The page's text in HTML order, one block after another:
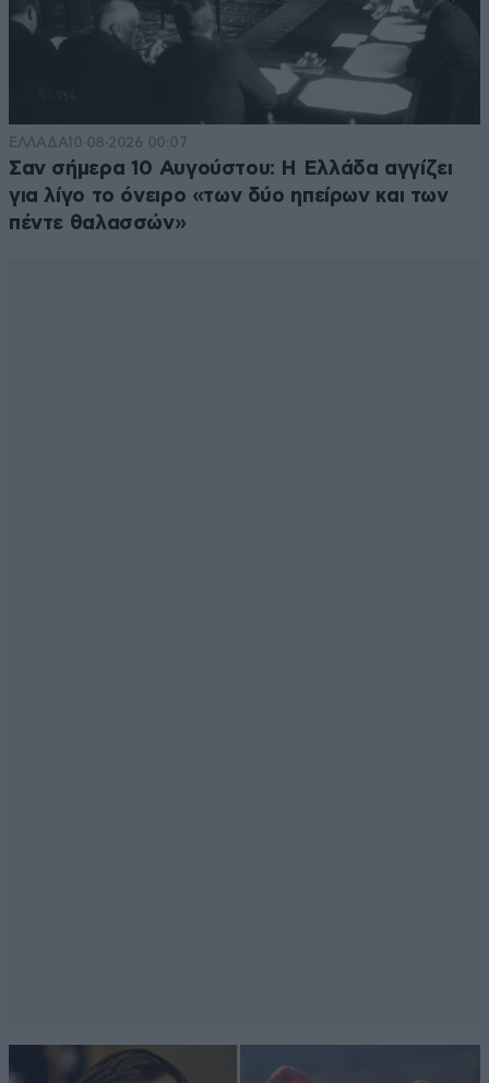
ΕΛΛΑΔΑ10·08·2026 00:07
Σαν σήμερα 10 Αυγούστου: Η Ελλάδα αγγίζει
για λίγο το όνειρο «των δύο ηπείρων και των
πέντε θαλασσών»